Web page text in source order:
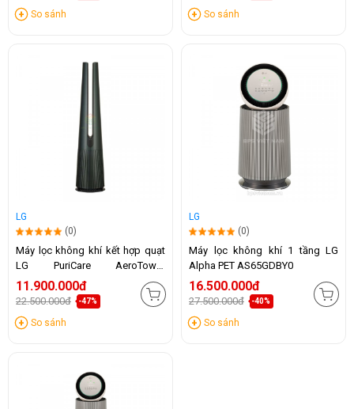
So sánh So sánh
LG
(0)
Máy lọc không khí kết hợp quạt
LG PuriCare AeroTower
FS15GPGF0 (Xanh)
11.900.000đ
22.500.000đ -47%
So sánh
LG
(0)
Máy lọc không khí 1 tầng LG
Alpha PET AS65GDBY0
16.500.000đ
27.500.000đ -40%
So sánh